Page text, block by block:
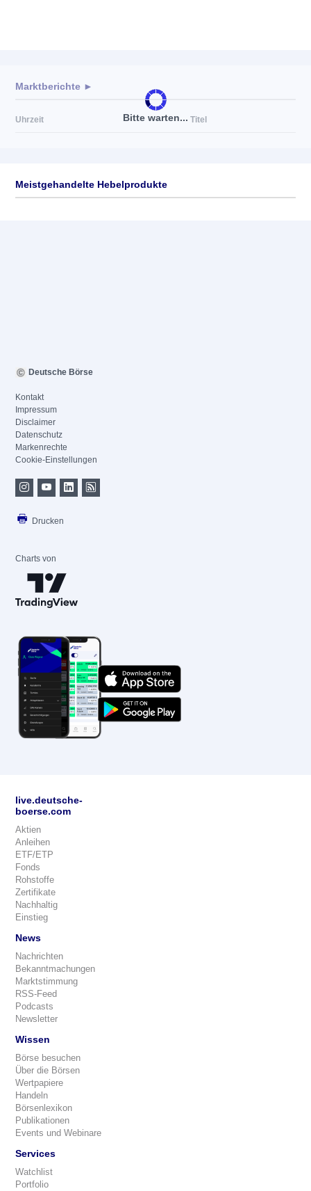
Bitte warten...
Marktberichte ►
Uhrzeit Titel
Meistgehandelte Hebelprodukte
Deutsche Börse
Kontakt
Impressum
Disclaimer
Datenschutz
Markenrechte
Cookie-Einstellungen
Drucken
Charts von
live.deutsche-
boerse.com
Aktien
Anleihen
ETF/ETP
Fonds
Rohstoffe
Zertifikate
Nachhaltig
Einstieg
News
Nachrichten
Bekanntmachungen
Marktstimmung
RSS-Feed
Podcasts
Newsletter
Wissen
Börse besuchen
Über die Börsen
Wertpapiere
Handeln
Börsenlexikon
Publikationen
Events und Webinare
Services
Watchlist
Portfolio